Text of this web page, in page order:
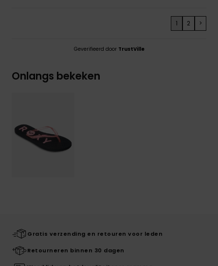
1 2 >
Geverifieerd door TrustVille
Onlangs bekeken
Gratis verzending en retouren voor leden
Retourneren binnen 30 dagen